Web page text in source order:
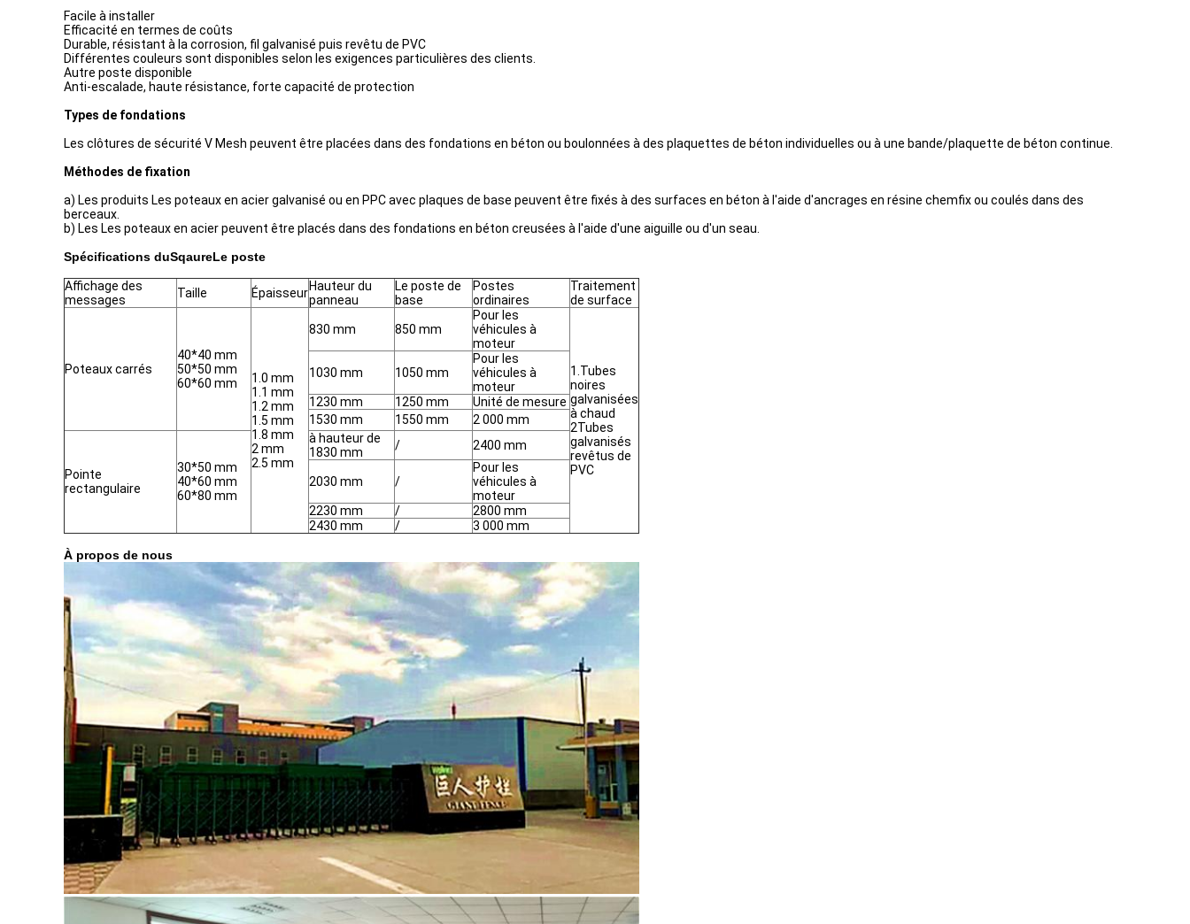
Facile à installer
Efficacité en termes de coûts
Durable, résistant à la corrosion, fil galvanisé puis revêtu de PVC
Différentes couleurs sont disponibles selon les exigences particulières des clients.
Autre poste disponible
Anti-escalade, haute résistance, forte capacité de protection
Types de fondations
Les clôtures de sécurité V Mesh peuvent être placées dans des fondations en béton ou boulonnées à des plaquettes de béton individuelles ou à une bande/plaquette de béton continue.
Méthodes de fixation
a) Les produits Les poteaux en acier galvanisé ou en PPC avec plaques de base peuvent être fixés à des surfaces en béton à l'aide d'ancrages en résine chemfix ou coulés dans des
berceaux.
b) Les Les poteaux en acier peuvent être placés dans des fondations en béton creusées à l'aide d'une aiguille ou d'un seau.
Spécifications duSqaureLe poste
Affichage des
messages
Taille ÉpaisseurHauteur du
panneau
Le poste de
base
Postes
ordinaires
Traitement
de surface
Poteaux carrés
40*40 mm
50*50 mm
60*60 mm
1.0 mm
1.1 mm
1.2 mm
1.5 mm
1.8 mm
2 mm
2.5 mm
830 mm 850 mm
Pour les
véhicules à
moteur
1.Tubes
noires
galvanisées
à chaud
2Tubes
galvanisés
revêtus de
PVC
1030 mm 1050 mm
Pour les
véhicules à
moteur
1230 mm
1250 mm
Unité de mesure
1530 mm
1550 mm 2 000 mm
Pointe
rectangulaire
30*50 mm
40*60 mm
60*80 mm
à hauteur de
1830 mm
/ 2400 mm
2030 mm /
Pour les
véhicules à
moteur
2230 mm
/
2800 mm
2430 mm
/ 3 000 mm
À propos de nous